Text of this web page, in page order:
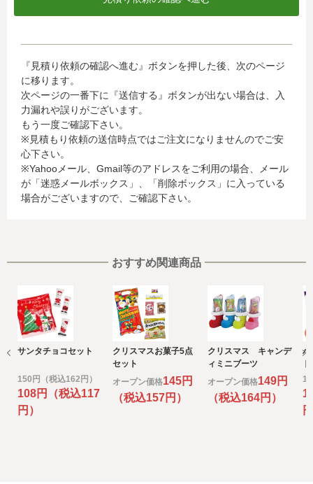
当社がお客様から収集した以下の個人情報等は、カード発
行会社が行う不正利用検知・防止のために、お客様が利用
されているカード発行会社へ提供させていただきます。(氏
名、電話番号、email アドレス、インターネット利用環境
に関する情報等)
お客様が利用されているカード発行会社が外国にある場
合、これらの情報は当該発行会社が所属する国に移転され
る場合があります。当社では、お客様から収集した情報か
らは、ご利用のカード発行会社及び当該会社が所在する国
を特定することができないため、以下の個人情報保護措置
・発行会社の個人情報保護の措置
なお、個人情報保護委員会のホームページ
(https://www.ppc.go.jp/)では、各国における個人情報保護
制度に関する情報について掲載されています。
お客様が未成年の場合、親権者または後見人の承諾を得た
上で、本サービスを利用するものとします。
e) 個人情報の取扱いの委託について
取得した個人情報の取扱いの全部又は、一部を委託するこ
とがあります。
その場合には、当社において最善の考慮を行います。
『見積り依頼の確認へ進む』ボタンを押した後、次のページ
に移ります。
次ページの一番下に『送信する』ボタンが出ない場合は、入
力漏れや誤りがございます。
もう一度ご確認下さい。
※見積もり依頼の送信時点ではご注文になりませんのでご安
心下さい。
※Yahooメール、Gmail等のアドレスをご利用の場合、メール
が「迷惑メールボックス」、「削除ボックス」に入っている
場合がございますので、ご確認下さい。
おすすめ関連商品
サンタチョコセット
150円（税込162円）
108円（税込117
円）
クリスマスお菓子5点
セット
オープン価格145円
（税込157円）
クリスマス キャンデ
ィミニブーツ
オープン価格149円
（税込164円）
ハ